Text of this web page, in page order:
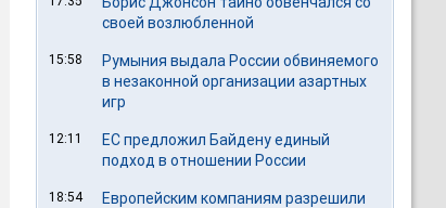
своей возлюбленной
15:58
Румыния выдала России обвиняемого
в незаконной организации азартных
игр
12:11
ЕС предложил Байдену единый
подход в отношении России
18:54
Европейским компаниям разрешили